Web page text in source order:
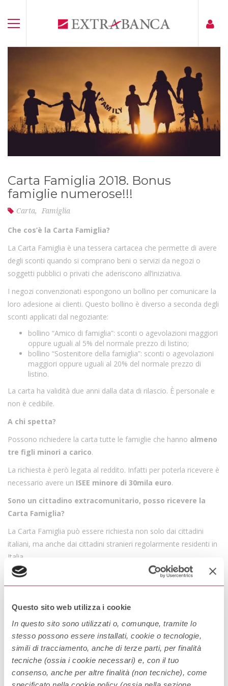
Questo sito web utilizza i cookie
In questo sito sono utilizzati o, comunque, tramite lo
stesso possono essere installati, cookie o tecnologie,
simili di tracciamento, anche di terze parti, per finalità
tecniche (ossia i cookie necessari) e, con il tuo
consenso, anche per altre finalità (non tecniche), come
Carta Famiglia 2018. Bonus
famiglie numerose!!!
Carta, Famiglia
Che cos’è la Carta Famiglia?
La Carta Famiglia è una tessera cartacea che permette di avere
degli sconti quando si comprano beni o servizi da negozi o
soggetti pubblici o privati che aderiscono all’iniziativa.
I negozi convenzionati espongono un bollino per comunicare la
loro adesione ai clienti. Questo bollino è diverso a seconda degli
sconti applicati dal negoziante:
bollino “Amico di famiglia”: sconti o agevolazioni maggiori
oppure uguali al 5% del normale prezzo di listino;
bollino “Sostenitore della famiglia”: sconti o agevolazioni
maggiori oppure uguali al 20% del normale prezzo di
listino.
La carta ha validità due anni dalla data di rilascio. È personale e
non è cedibile.
A chi spetta?
Possono richiedere la carta tutte le famiglie che hanno almeno
tre figli minori a carico.
La richiesta è però legata al reddito. Infatti per poterla ricevere è
necessario avere un ISEE minore di 30mila euro.
Sono un cittadino extracomunitario, posso ricevere la
Carta Famiglia?
La Carta Famiglia può essere richiesta non solo dai cittadini
italiani, ma anche dai cittadini stranieri regolarmente residenti in
Italia.
Come faccio per richiederla?
presentarti presso il tuo Comune di residenza con la
Il Comune rilascerà la carta dopo aver verificato il tuo stato di
famiglia al momento della richiesta.
La carta potrebbe avere dei costi di emissione che dovranno
essere pagati da chi la richiede.